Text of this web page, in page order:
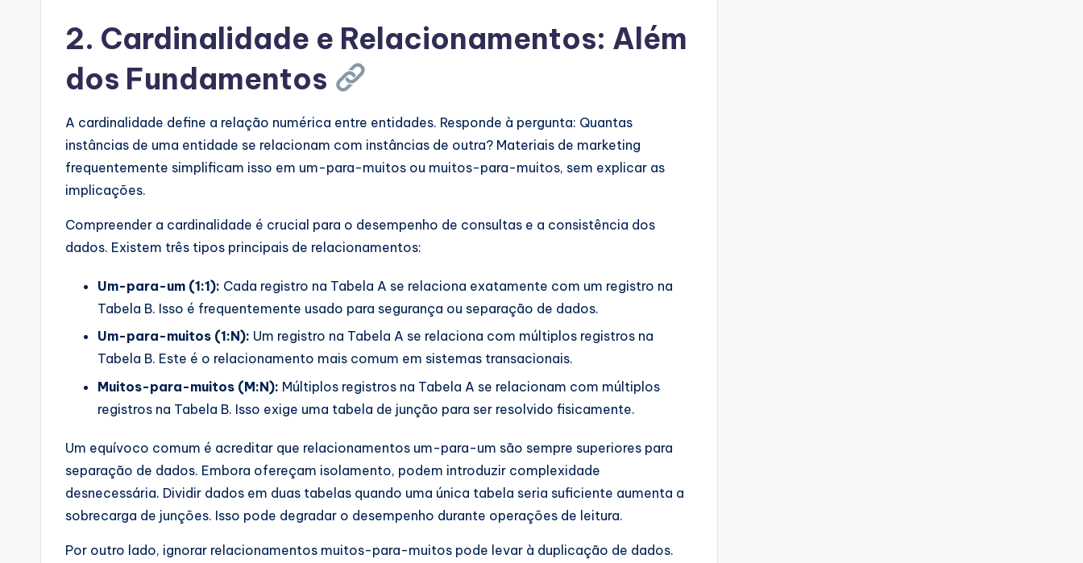
2. Cardinalidade e Relacionamentos: Além
dos Fundamentos
A cardinalidade define a relação numérica entre entidades. Responde à pergunta: Quantas
instâncias de uma entidade se relacionam com instâncias de outra? Materiais de marketing
frequentemente simplificam isso em um-para-muitos ou muitos-para-muitos, sem explicar as
implicações.
Compreender a cardinalidade é crucial para o desempenho de consultas e a consistência dos
dados. Existem três tipos principais de relacionamentos:
Um-para-um (1:1): Cada registro na Tabela A se relaciona exatamente com um registro na
Tabela B. Isso é frequentemente usado para segurança ou separação de dados.
Um-para-muitos (1:N): Um registro na Tabela A se relaciona com múltiplos registros na
Tabela B. Este é o relacionamento mais comum em sistemas transacionais.
Muitos-para-muitos (M:N): Múltiplos registros na Tabela A se relacionam com múltiplos
registros na Tabela B. Isso exige uma tabela de junção para ser resolvido fisicamente.
Um equívoco comum é acreditar que relacionamentos um-para-um são sempre superiores para
separação de dados. Embora ofereçam isolamento, podem introduzir complexidade
desnecessária. Dividir dados em duas tabelas quando uma única tabela seria suficiente aumenta a
sobrecarga de junções. Isso pode degradar o desempenho durante operações de leitura.
Por outro lado, ignorar relacionamentos muitos-para-muitos pode levar à duplicação de dados.